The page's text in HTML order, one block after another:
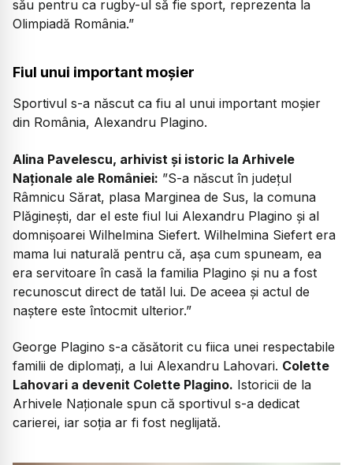
său pentru ca rugby-ul să fie sport, reprezenta la
Olimpiadă România.”
Fiul unui important moșier
Sportivul s-a născut ca fiu al unui important moșier
din România, Alexandru Plagino.
Alina Pavelescu, arhivist și istoric la Arhivele
Naționale ale României: ”S-a născut în județul
Râmnicu Sărat, plasa Marginea de Sus, la comuna
Plăginești, dar el este fiul lui Alexandru Plagino și al
domnișoarei Wilhelmina Siefert. Wilhelmina Siefert era
mama lui naturală pentru că, așa cum spuneam, ea
era servitoare în casă la familia Plagino și nu a fost
recunoscut direct de tatăl lui. De aceea și actul de
naștere este întocmit ulterior.”
George Plagino s-a căsătorit cu fiica unei respectabile
familii de diplomați, a lui Alexandru Lahovari. Colette
Lahovari a devenit Colette Plagino. Istoricii de la
Arhivele Naționale spun că sportivul s-a dedicat
carierei, iar soția ar fi fost neglijată.